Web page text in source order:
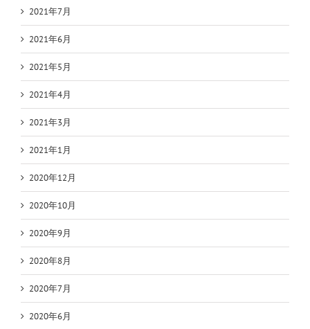
2021年7月
2021年6月
2021年5月
2021年4月
2021年3月
2021年1月
2020年12月
2020年10月
2020年9月
2020年8月
2020年7月
2020年6月